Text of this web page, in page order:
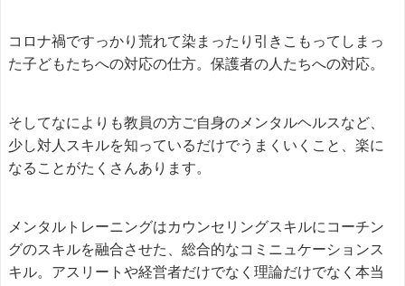
コロナ禍ですっかり荒れて染まったり引きこもってしまっ
た子どもたちへの対応の仕方。保護者の人たちへの対応。
そしてなによりも教員の方ご自身のメンタルヘルスなど、
少し対人スキルを知っているだけでうまくいくこと、楽に
なることがたくさんあります。
メンタルトレーニングはカウンセリングスキルにコーチン
グのスキルを融合させた、総合的なコミニュケーションス
キル。アスリートや経営者だけでなく理論だけでなく本当